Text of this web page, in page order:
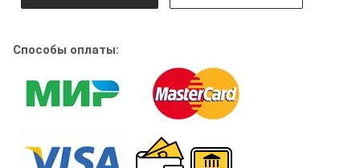
Способы оплаты: